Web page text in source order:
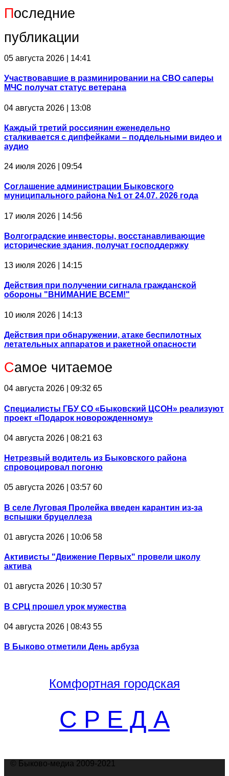
Последние
публикации
05 августа 2026 | 14:41
Участвовавшие в разминировании на СВО саперы
МЧС получат статус ветерана
04 августа 2026 | 13:08
Каждый третий россиянин еженедельно
сталкивается с дипфейками – поддельными видео и
аудио
24 июля 2026 | 09:54
Соглашение администрации Быковского
муниципального района №1 от 24.07. 2026 года
17 июля 2026 | 14:56
Волгоградские инвесторы, восстанавливающие
исторические здания, получат господдержку
13 июля 2026 | 14:15
Действия при получении сигнала гражданской
обороны "ВНИМАНИЕ ВСЕМ!"
10 июля 2026 | 14:13
Действия при обнаружении, атаке беспилотных
летательных аппаратов и ракетной опасности
Самое читаемое
04 августа 2026 | 09:32 65
Специалисты ГБУ СО «Быковский ЦСОН» реализуют
проект «Подарок новорожденному»
04 августа 2026 | 08:21 63
Нетрезвый водитель из Быковского района
спровоцировал погоню
05 августа 2026 | 03:57 60
В селе Луговая Пролейка введен карантин из-за
вспышки бруцеллеза
01 августа 2026 | 10:06 58
Активисты "Движение Первых" провели школу
актива
01 августа 2026 | 10:30 57
В СРЦ прошел урок мужества
04 августа 2026 | 08:43 55
В Быково отметили День арбуза
Комфортная городская
С Р Е Д А
© Быково-медиа 2009-2021